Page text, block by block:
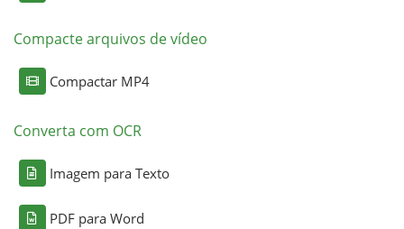
Compacte arquivos de vídeo
Compactar MP4
Converta com OCR
Imagem para Texto
PDF para Word